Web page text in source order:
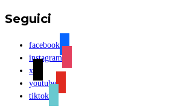
Seguici
facebook
instagram
x
youtube
tiktok